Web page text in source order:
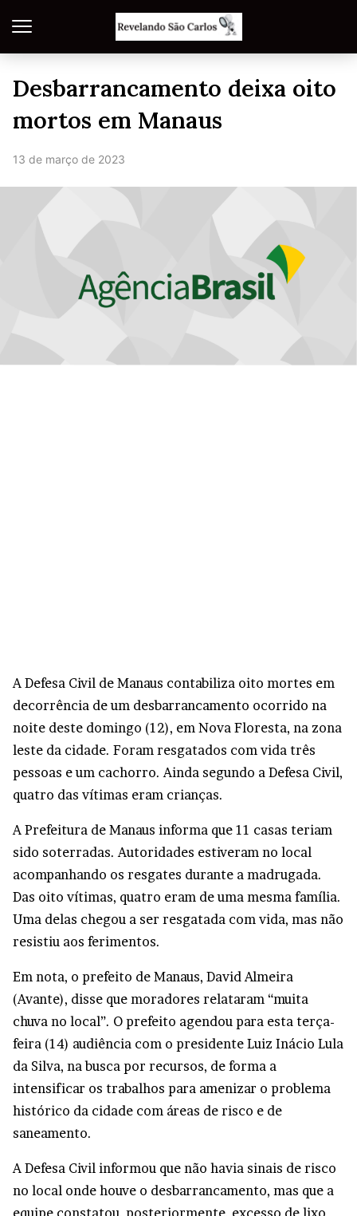
Desbarrancamento deixa oito
mortos em Manaus
13 de março de 2023
A Defesa Civil de Manaus contabiliza oito mortes em
decorrência de um desbarrancamento ocorrido na
noite deste domingo (12), em Nova Floresta, na zona
leste da cidade. Foram resgatados com vida três
pessoas e um cachorro. Ainda segundo a Defesa Civil,
quatro das vítimas eram crianças.
A Prefeitura de Manaus informa que 11 casas teriam
sido soterradas. Autoridades estiveram no local
acompanhando os resgates durante a madrugada.
Das oito vítimas, quatro eram de uma mesma família.
Uma delas chegou a ser resgatada com vida, mas não
resistiu aos ferimentos.
Em nota, o prefeito de Manaus, David Almeira
(Avante), disse que moradores relataram “muita
chuva no local”. O prefeito agendou para esta terça-
feira (14) audiência com o presidente Luiz Inácio Lula
da Silva, na busca por recursos, de forma a
intensificar os trabalhos para amenizar o problema
histórico da cidade com áreas de risco e de
saneamento.
A Defesa Civil informou que não havia sinais de risco
no local onde houve o desbarrancamento, mas que a
equipe constatou, posteriormente, excesso de lixo